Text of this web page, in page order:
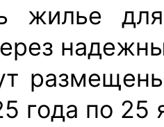
жилье
года по 25